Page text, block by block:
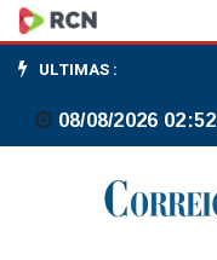
Cemitério
Municipal
de
Barras
ULTIMAS :
08/08/2026 02:52